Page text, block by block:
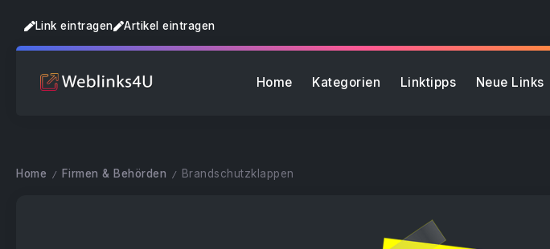
Link eintragen Artikel eintragen
Home Kategorien Linktipps Neue Links
Home / Firmen & Behörden / Brandschutzklappen